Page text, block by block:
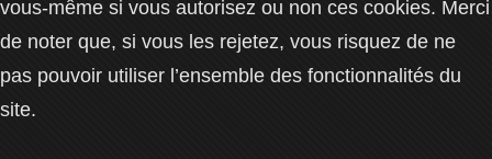
vous-même si vous autorisez ou non ces cookies. Merci
de noter que, si vous les rejetez, vous risquez de ne
pas pouvoir utiliser l’ensemble des fonctionnalités du
site.